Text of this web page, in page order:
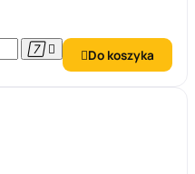
  Do koszyka